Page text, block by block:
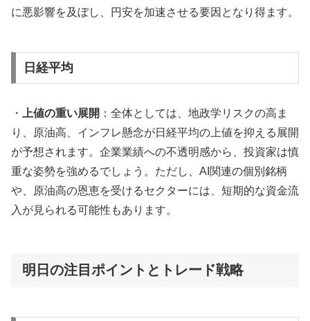
に悪影響を及ぼし、円安を加速させる要因となり得ます。
日経平均
・ 上値の重い展開 ：全体としては、地政学リスクの高ま
り、原油高、インフレ懸念が日経平均の上値を抑える展開
が予想されます。企業業績への不透明感から、投資家は慎
重な姿勢を強めるでしょう。ただし、AI関連の個別銘柄
や、原油高の恩恵を受けるセクターには、短期的な資金流
入が見られる可能性もあります。
明日の注目ポイントとトレード戦略